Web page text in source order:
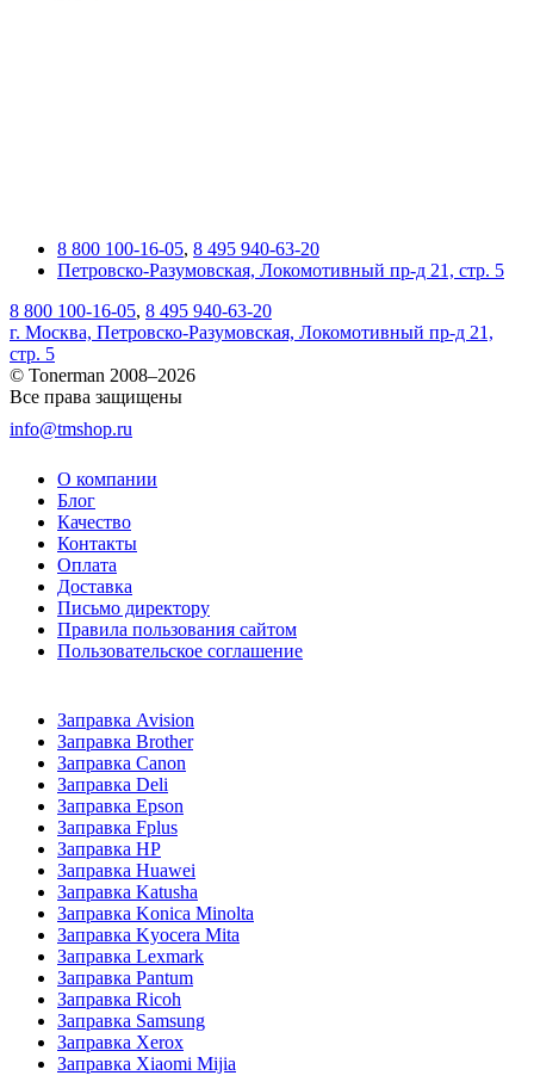
8 800 100-16-05, 8 495 940-63-20
Петровско-Разумовская, Локомотивный пр-д 21, стр. 5
8 800 100-16-05, 8 495 940-63-20
г. Москва, Петровско-Разумовская, Локомотивный пр-д 21,
стр. 5
© Tonerman 2008–2026
Все права защищены
info@tmshop.ru
О компании
Блог
Качество
Контакты
Оплата
Доставка
Письмо директору
Правила пользования сайтом
Пользовательское соглашение
Заправка Avision
Заправка Brother
Заправка Canon
Заправка Deli
Заправка Epson
Заправка Fplus
Заправка HP
Заправка Huawei
Заправка Katusha
Заправка Konica Minolta
Заправка Kyocera Mita
Заправка Lexmark
Заправка Pantum
Заправка Ricoh
Заправка Samsung
Заправка Xerox
Заправка Xiaomi Mijia